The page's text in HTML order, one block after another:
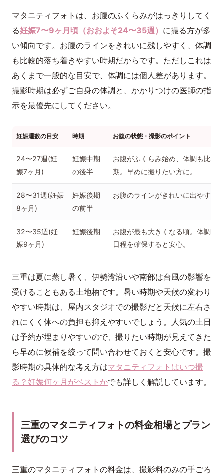
マタニティフォトは、お腹のふくらみがはっきりしてく
る妊娠7〜9ヶ月頃（おおよそ24〜35週） に撮る方が多
い傾向です。お腹のラインをきれいに残しやすく、体調
も比較的落ち着きやすい時期だからです。ただしこれは
あくまで一般的な目安で、体調には個人差があります。
撮影時期は必ずご自身の体調と、かかりつけの医師の指
示を最優先にしてください。
妊娠週数の目安 時期 お腹の状態・撮影のポイント
24〜27週(妊
娠7ヶ月)
妊娠中期
の後半
お腹がふくらみ始め、体調も比較
期。早めに撮りたい方に。
28〜31週(妊娠
8ヶ月)
妊娠後期
の前半
お腹のラインがきれいに出やすく
32〜35週(妊
娠9ヶ月)
妊娠後期
お腹が最も大きくなる頃。体調と
日程を確保すると安心。
三重は夏に蒸し暑く、伊勢湾沿いや南部は台風の影響を
受けることもある土地柄です。暑い時期や天候の変わり
やすい時期は、屋内スタジオでの撮影だと天候に左右さ
れにくく体への負担も抑えやすいでしょう。人気の土日
は予約が埋まりやすいので、撮りたい時期が見えてきた
ら早めに候補を絞って問い合わせておくと安心です。撮
影時期の具体的な考え方はマタニティフォトはいつ撮
る？妊娠何ヶ月がベストかでも詳しく解説しています。
三重のマタニティフォトの料金相場とプラン
選びのコツ
三重のマタニティフォトの料金は、撮影料のみの手ごろ